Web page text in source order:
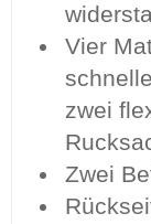
Vier
zwei
Zwei